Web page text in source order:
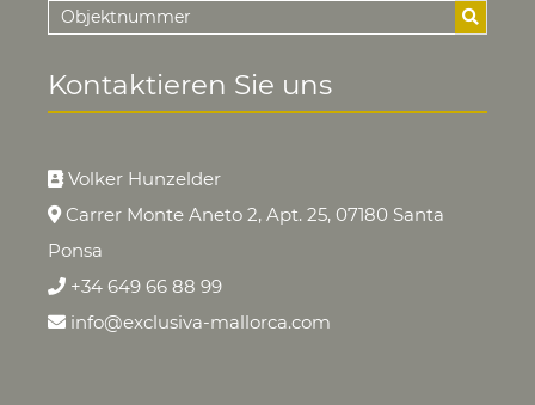
Kontaktieren Sie uns
Volker Hunzelder
Carrer Monte Aneto 2, Apt. 25, 07180 Santa
Ponsa
+34 649 66 88 99
info@exclusiva-mallorca.com